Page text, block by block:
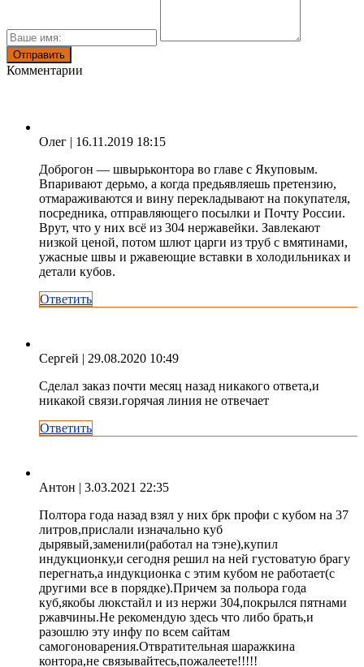
Комментарии
Олег | 16.11.2019 18:15
Доброгон — швырьконтора во главе с Якуповым.
Впаривают дерьмо, а когда предьявляешь претензию,
отмараживаются и вину перекладывают на покупателя,
посредника, отправляющего посылки и Почту России.
Врут, что у них всё из 304 нержавейки. Завлекают
низкой ценой, потом шлют царги из труб с вмятинами,
ужасные швы и ржавеющие вставки в холодильниках и
детали кубов.
Ответить
Сергей | 29.08.2020 10:49
Сделал заказ почти месяц назад никакого ответа,и
никакой связи.горячая линия не отвечает
Ответить
Антон | 3.03.2021 22:35
Полтора года назад взял у них брк профи с кубом на 37
литров,прислали изначально куб
дырявый,заменили(работал на тэне),купил
индукционку,и сегодня решил на ней густоватую брагу
перегнать,а индукционка с этим кубом не работает(с
другими все в порядке).Причем за польора года
куб,якобы люкстайл и из нержи 304,покрылся пятнами
ржавчины.Не рекомендую здесь что либо брать,и
разошлю эту инфу по всем сайтам
самогоноварения.Отвратительная шаражкина
контора,не связывайтесь,пожалеете!!!!!